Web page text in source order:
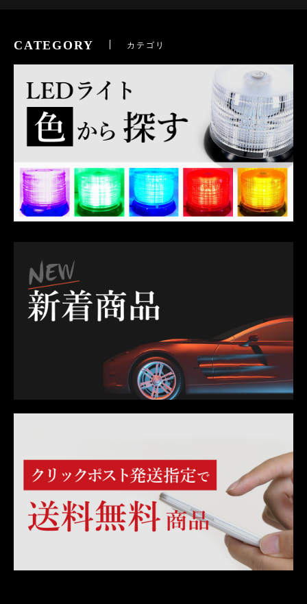
CATEGORY カテゴリ